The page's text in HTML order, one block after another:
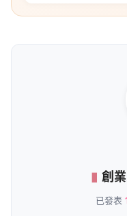
創
「文創無限才華有限
副食品食譜、媽媽手